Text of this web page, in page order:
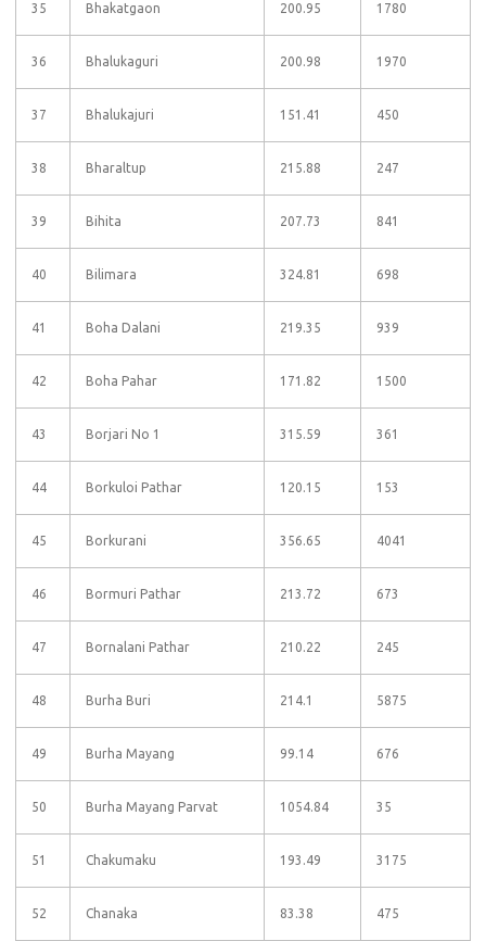
35 Bhakatgaon 200.95 1780
36 Bhalukaguri 200.98 1970
37 Bhalukajuri 151.41 450
38 Bharaltup 215.88 247
39 Bihita 207.73 841
40 Bilimara 324.81 698
41 Boha Dalani 219.35 939
42 Boha Pahar 171.82 1500
43 Borjari No 1 315.59 361
44 Borkuloi Pathar 120.15 153
45 Borkurani 356.65 4041
46 Bormuri Pathar 213.72 673
47 Bornalani Pathar 210.22 245
48 Burha Buri 214.1 5875
49 Burha Mayang 99.14 676
50 Burha Mayang Parvat 1054.84 35
51 Chakumaku 193.49 3175
52 Chanaka 83.38 475